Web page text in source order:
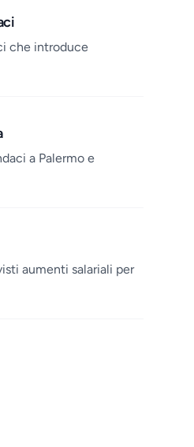
che introduce
a Palermo e
aumenti salariali per